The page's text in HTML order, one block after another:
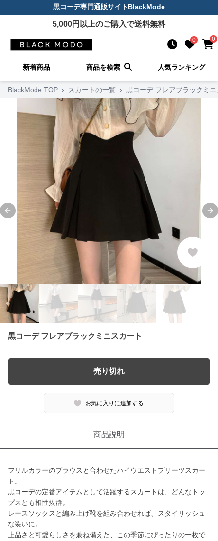
黒コーデ専門通販サイトBlackMode
5,000円以上のご購入で送料無料
0 0
新着商品 商品を検索 人気ランキング
BlackMode TOP › スカートの一覧 › 黒コーデ フレアブラックミ
Previous slide
黒コーデ フレアブラックミニスカート
売り切れ
お気に入りに追加する
商品説明
フリルカラーのブラウスと合わせたハイウエストプリーツスカー
ト。
黒コーデの定番アイテムとして活躍するスカートは、どんなトッ
プスとも相性抜群。
レースソックスと編み上げ靴を組み合わせれば、スタイリッシュ
な装いに。
上品さと可愛らしさを兼ね備えた、この季節にぴったりの一枚で